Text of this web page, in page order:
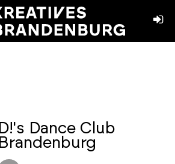
D!'s Dance Club
Brandenburg